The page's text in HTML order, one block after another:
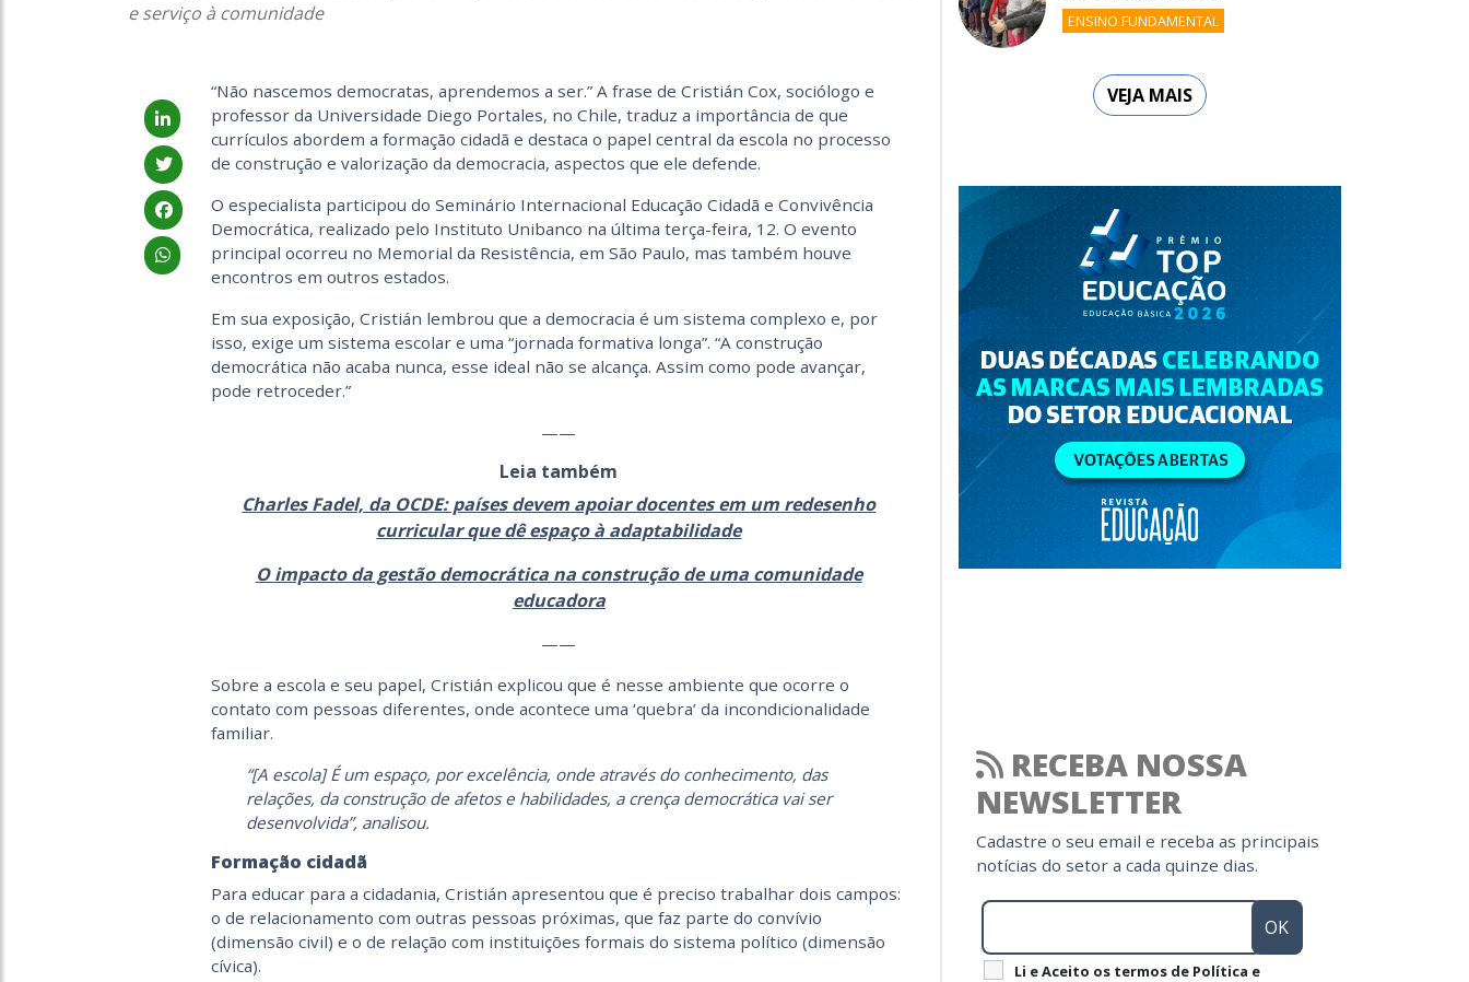
e serviço à comunidade
“Não nascemos democratas, aprendemos a ser.” A frase de Cristián Cox, sociólogo e
professor da Universidade Diego Portales, no Chile, traduz a importância de que
currículos abordem a formação cidadã e destaca o papel central da escola no processo
de construção e valorização da democracia, aspectos que ele defende.
O especialista participou do Seminário Internacional Educação Cidadã e Convivência
Democrática, realizado pelo Instituto Unibanco na última terça-feira, 12. O evento
principal ocorreu no Memorial da Resistência, em São Paulo, mas também houve
encontros em outros estados.
Em sua exposição, Cristián lembrou que a democracia é um sistema complexo e, por
isso, exige um sistema escolar e uma “jornada formativa longa”. “A construção
democrática não acaba nunca, esse ideal não se alcança. Assim como pode avançar,
pode retroceder.”
——
Leia também
Charles Fadel, da OCDE: países devem apoiar docentes em um redesenho
curricular que dê espaço à adaptabilidade
O impacto da gestão democrática na construção de uma comunidade
educadora
——
Sobre a escola e seu papel, Cristián explicou que é nesse ambiente que ocorre o
contato com pessoas diferentes, onde acontece uma ‘quebra’ da incondicionalidade
familiar.
“[A escola] É um espaço, por excelência, onde através do conhecimento, das
relações, da construção de afetos e habilidades, a crença democrática vai ser
desenvolvida”, analisou.
Formação cidadã
Para educar para a cidadania, Cristián apresentou que é preciso trabalhar dois campos:
o de relacionamento com outras pessoas próximas, que faz parte do convívio
(dimensão civil) e o de relação com instituições formais do sistema político (dimensão
cívica).
ENSINO FUNDAMENTAL
VEJA MAIS
RECEBA NOSSA
NEWSLETTER
Cadastre o seu email e receba as principais
notícias do setor a cada quinze dias.
Li e Aceito os termos de Política e